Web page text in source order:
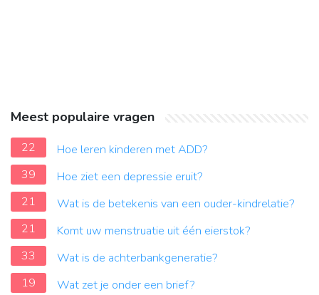
Meest populaire vragen
22
Hoe leren kinderen met ADD?
39
Hoe ziet een depressie eruit?
21
Wat is de betekenis van een ouder-kindrelatie?
21
Komt uw menstruatie uit één eierstok?
33
Wat is de achterbankgeneratie?
19
Wat zet je onder een brief?